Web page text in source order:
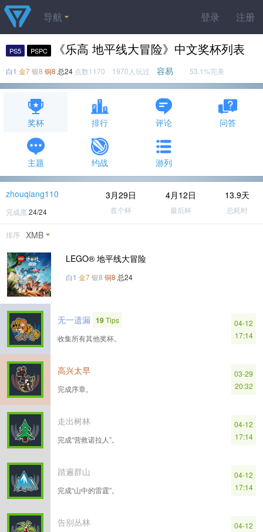
登录 注册
导航
PS5 PSPC 《乐高 地平线大冒险》中文奖杯列表
白1 金7银8 铜8 总24 点数1170 1970人玩过 容易 53.1%完美
奖杯 排行 评论 问答
主题 约战 游列
zhouqiang110
完成度 24/24
3月29日
首个杯
4月12日
最后杯
13.9天
总耗时
排序 XMB
LEGO® 地平线大冒险
白1 金7银8 铜8 总24
无一遗漏 19Tips
收集所有其他奖杯。
04-12
17:14
高兴太早
完成序章。
03-29
20:32
走出树林
完成“营救诺拉人”。
04-12
17:14
踏遍群山
完成“山中的雷霆”。
04-12
17:14
告别丛林
04-12